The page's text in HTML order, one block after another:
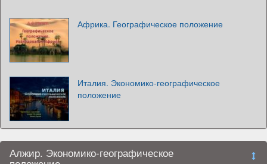
Африка. Географическое положение
Италия. Экономико-географическое
положение
Алжир. Экономико-географическое